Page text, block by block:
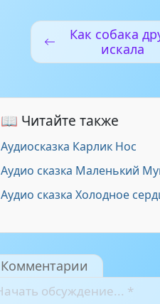
Как собака
искала
📖 Читайте также
Аудиосказка Карлик Нос
Аудио сказка Маленький
Аудио сказка Холодное
Комментарии